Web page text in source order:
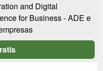
and Digital
for Business - ADE e